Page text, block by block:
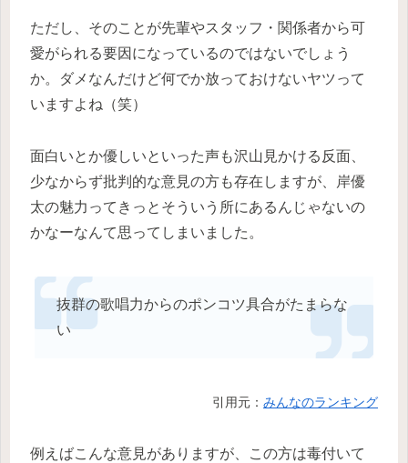
ただし、そのことが先輩やスタッフ・関係者から可
愛がられる要因になっているのではないでしょう
か。ダメなんだけど何でか放っておけないヤツって
いますよね（笑）
面白いとか優しいといった声も沢山見かける反面、
少なからず批判的な意見の方も存在しますが、岸優
太の魅力ってきっとそういう所にあるんじゃないの
かなーなんて思ってしまいました。
抜群の歌唱力からのポンコツ具合がたまらな
い
引用元： みんなのランキング
例えばこんな意見がありますが、この方は毒付いて